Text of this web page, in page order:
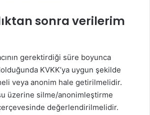
sonra verilerim
gerektirdiği süre boyunca
KVKK’ya uygun şekilde
veya anonim hale getirilmelidir.
üzerine silme/anonimleştirme
değerlendirilmelidir.